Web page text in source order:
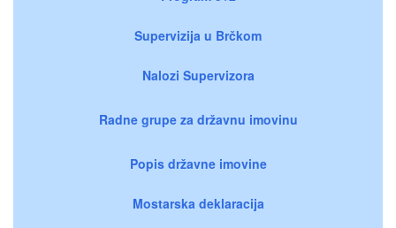
Supervizija u Brčkom
Nalozi Supervizora
Radne grupe za državnu imovinu
Popis državne imovine
Mostarska deklaracija